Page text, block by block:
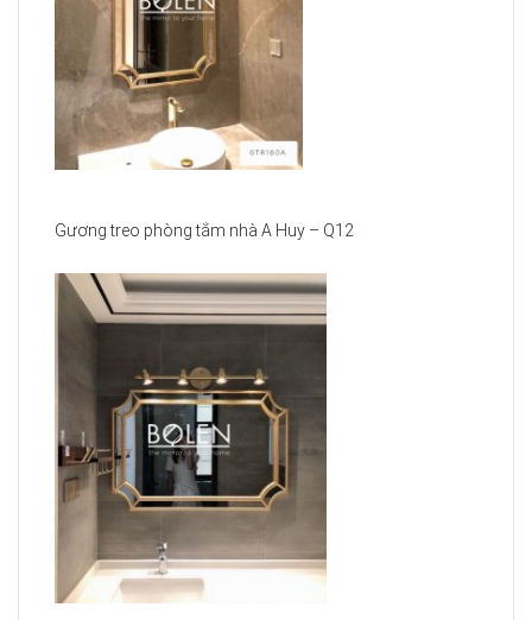
Gương treo phòng tắm nhà A Huy – Q12